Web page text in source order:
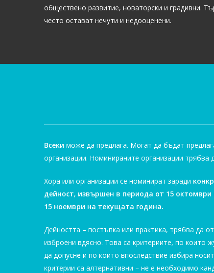
обществено развитие, новаторски и градивни.
често остават нечути и недооценени.
Всеки може да предлага. Могат да бъдат
организации. Номинираните организации трябва
Хора или организации се номинират заради
дейност, извършен в периода от 15 октомври
15 ноември на текущата година.
Дейността – постъпка или практика, трябва да
изброени вдясно. Това са критериите, по които
да допусне и по които впоследствие избира
критерии са алтернативни – не е необходимо